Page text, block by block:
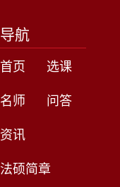
导航
首页
选课
名师
问答
资讯
法硕简章